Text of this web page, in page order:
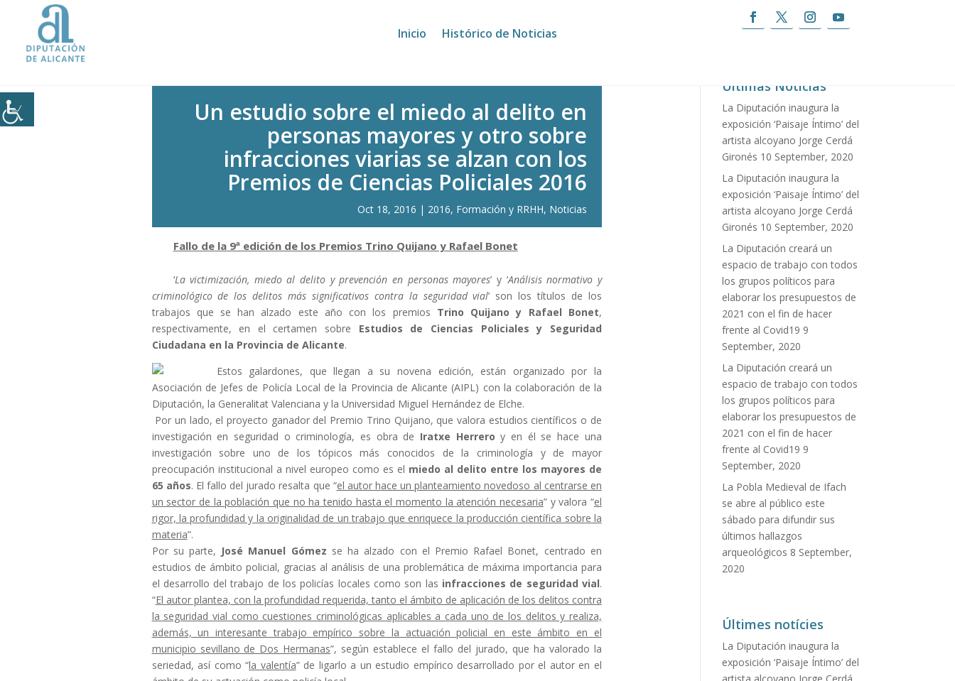
Inicio Histórico de Noticias
Un estudio sobre el miedo al delito en personas mayores y otro sobre infracciones viarias se alzan con los Premios de Ciencias Policiales 2016
Un estudio sobre el miedo al delito en
personas mayores y otro sobre
infracciones viarias se alzan con los
Premios de Ciencias Policiales 2016
Oct 18, 2016 2016, Formación y RRHH, Noticias
Fallo de la 9ª edición de los Premios Trino Quijano y Rafael Bonet
‘La victimización, miedo al delito y prevención en personas mayores’ y ‘Análisis normativo y
criminológico de los delitos más significativos contra la seguridad vial’ son los títulos de los
trabajos que se han alzado este año con los premios Trino Quijano y Rafael Bonet,
respectivamente, en el certamen sobre Estudios de Ciencias Policiales y Seguridad
Ciudadana en la Provincia de Alicante.
Estos galardones, que llegan a su novena edición, están organizado por la
Asociación de Jefes de Policía Local de la Provincia de Alicante (AIPL) con la colaboración de la
Diputación, la Generalitat Valenciana y la Universidad Miguel Hernández de Elche.
Por un lado, el proyecto ganador del Premio Trino Quijano, que valora estudios científicos o de
investigación en seguridad o criminología, es obra de Iratxe Herrero y en él se hace una
investigación sobre uno de los tópicos más conocidos de la criminología y de mayor
preocupación institucional a nivel europeo como es el miedo al delito entre los mayores de
65 años. El fallo del jurado resalta que “el autor hace un planteamiento novedoso al centrarse en
un sector de la población que no ha tenido hasta el momento la atención necesaria” y valora “el
rigor, la profundidad y la originalidad de un trabajo que enriquece la producción científica sobre la
materia”.
Por su parte, José Manuel Gómez se ha alzado con el Premio Rafael Bonet, centrado en
estudios de ámbito policial, gracias al análisis de una problemática de máxima importancia para
el desarrollo del trabajo de los policías locales como son las infracciones de seguridad vial.
“El autor plantea, con la profundidad requerida, tanto el ámbito de aplicación de los delitos contra
la seguridad vial como cuestiones criminológicas aplicables a cada uno de los delitos y realiza,
además, un interesante trabajo empírico sobre la actuación policial en este ámbito en el
municipio sevillano de Dos Hermanas”, según establece el fallo del jurado, que ha valorado la
seriedad, así como “la valentía” de ligarlo a un estudio empírico desarrollado por el autor en el
Últimas Noticias
La Diputación inaugura la
exposición ‘Paisaje Íntimo’ del
artista alcoyano Jorge Cerdá
Gironés 10 September, 2020
La Diputación inaugura la
exposición ‘Paisaje Íntimo’ del
artista alcoyano Jorge Cerdá
Gironés 10 September, 2020
La Diputación creará un
espacio de trabajo con todos
los grupos políticos para
elaborar los presupuestos de
2021 con el fin de hacer
frente al Covid19 9
September, 2020
La Diputación creará un
espacio de trabajo con todos
los grupos políticos para
elaborar los presupuestos de
2021 con el fin de hacer
frente al Covid19 9
September, 2020
La Pobla Medieval de Ifach
se abre al público este
sábado para difundir sus
últimos hallazgos
arqueológicos 8 September,
2020
Últimes notícies
La Diputación inaugura la
exposición ‘Paisaje Íntimo’ del
artista alcoyano Jorge Cerdá